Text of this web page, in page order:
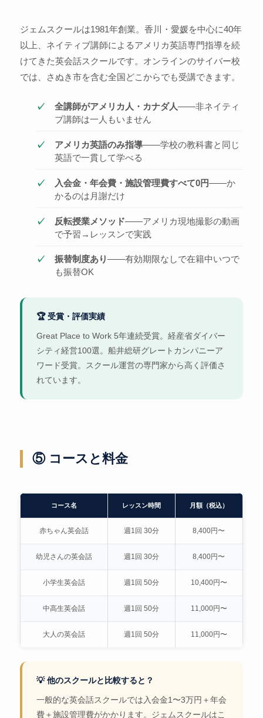
ジェムスクールは1981年創業。香川・愛媛を中心に40年
以上、ネイティブ講師によるアメリカ英語専門指導を続
けてきた英会話スクールです。オンラインのサイバー校
では、さぬき市を含む全国どこからでも受講できます。
全講師がアメリカ人・カナダ人——非ネイティ
ブ講師は一人もいません
アメリカ英語のみ指導——学校の教科書と同じ
英語で一貫して学べる
入会金・年会費・施設管理費すべて0円——か
かるのは月謝だけ
反転授業メソッド——アメリカ現地撮影の動画
で予習→レッスンで実践
振替制度あり——有効期限なしで在籍中いつで
も振替OK
🏆 受賞・評価実績
Great Place to Work 5年連続受賞。経産省ダイバー
シティ経営100選。船井総研グレートカンパニーア
ワード受賞。スクール運営の専門家から高く評価さ
れています。
⑤ コースと料金
コース名 レッスン時間 月額（税込）
赤ちゃん英会話 週1回 30分 8,400円〜
幼児さんの英会話 週1回 30分 8,400円〜
小学生英会話 週1回 50分 10,400円〜
中高生英会話 週1回 50分 11,000円〜
大人の英会話 週1回 50分 11,000円〜
💡 他のスクールと比較すると？
一般的な英会話スクールでは入会金1〜3万円＋年会
費＋施設管理費がかかります。ジェムスクールはこ